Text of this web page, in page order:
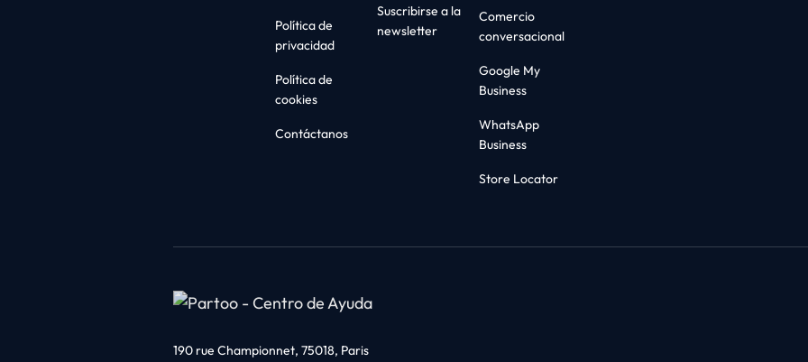
Política de
privacidad
Política de
cookies
Contáctanos
Suscribirse a la
newsletter
Comercio
conversacional
Google My
Business
WhatsApp
Business
Store Locator
190 rue Championnet, 75018, Paris